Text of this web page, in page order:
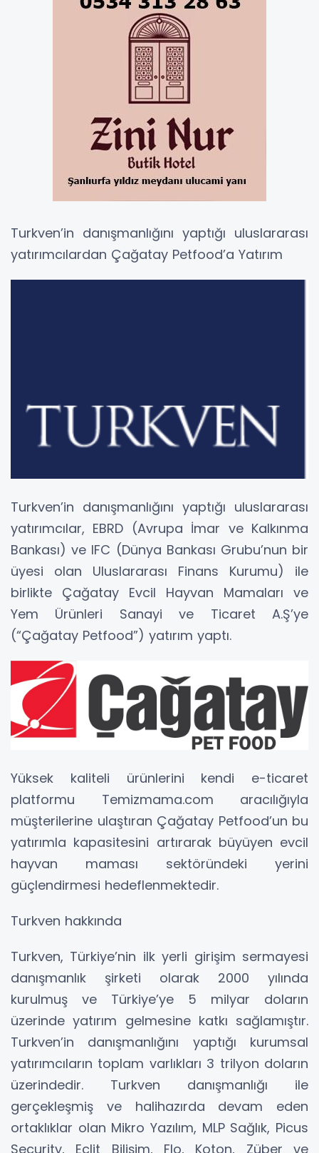
Turkven’in danışmanlığını yaptığı uluslararası
yatırımcılardan Çağatay Petfood’a Yatırım
Turkven’in danışmanlığını yaptığı uluslararası
yatırımcılar, EBRD (Avrupa İmar ve Kalkınma
Bankası) ve IFC (Dünya Bankası Grubu’nun bir
üyesi olan Uluslararası Finans Kurumu) ile
birlikte Çağatay Evcil Hayvan Mamaları ve
Yem Ürünleri Sanayi ve Ticaret A.Ş’ye
(“Çağatay Petfood”) yatırım yaptı.
Yüksek kaliteli ürünlerini kendi e-ticaret
platformu Temizmama.com aracılığıyla
müşterilerine ulaştıran Çağatay Petfood’un bu
yatırımla kapasitesini artırarak büyüyen evcil
hayvan maması sektöründeki yerini
güçlendirmesi hedeflenmektedir.
Turkven hakkında
Turkven, Türkiye’nin ilk yerli girişim sermayesi
danışmanlık şirketi olarak 2000 yılında
kurulmuş ve Türkiye’ye 5 milyar doların
üzerinde yatırım gelmesine katkı sağlamıştır.
Turkven’in danışmanlığını yaptığı kurumsal
yatırımcıların toplam varlıkları 3 trilyon doların
üzerindedir. Turkven danışmanlığı ile
gerçekleşmiş ve halihazırda devam eden
ortaklıklar olan Mikro Yazılım, MLP Sağlık, Picus
Security, Eclit Bilişim, Flo, Koton, Züber ve